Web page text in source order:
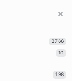
3766
10
198